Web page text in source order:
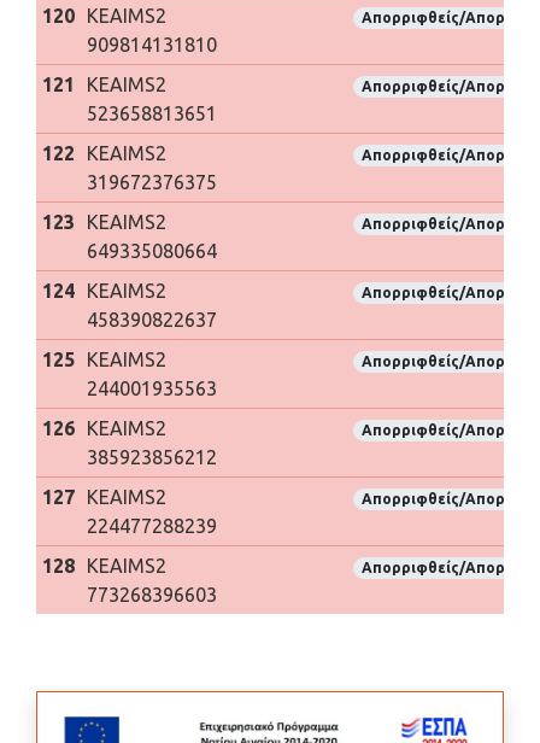
120
KEAIMS2
909814131810
Απορριφθείς/
121
KEAIMS2
523658813651
Απορριφθείς/
122
KEAIMS2
319672376375
Απορριφθείς/
123
KEAIMS2
649335080664
Απορριφθείς/
124
KEAIMS2
458390822637
Απορριφθείς/
125
KEAIMS2
244001935563
Απορριφθείς/
126
KEAIMS2
385923856212
Απορριφθείς/
127
KEAIMS2
224477288239
Απορριφθείς/
128
KEAIMS2
773268396603
Απορριφθείς/